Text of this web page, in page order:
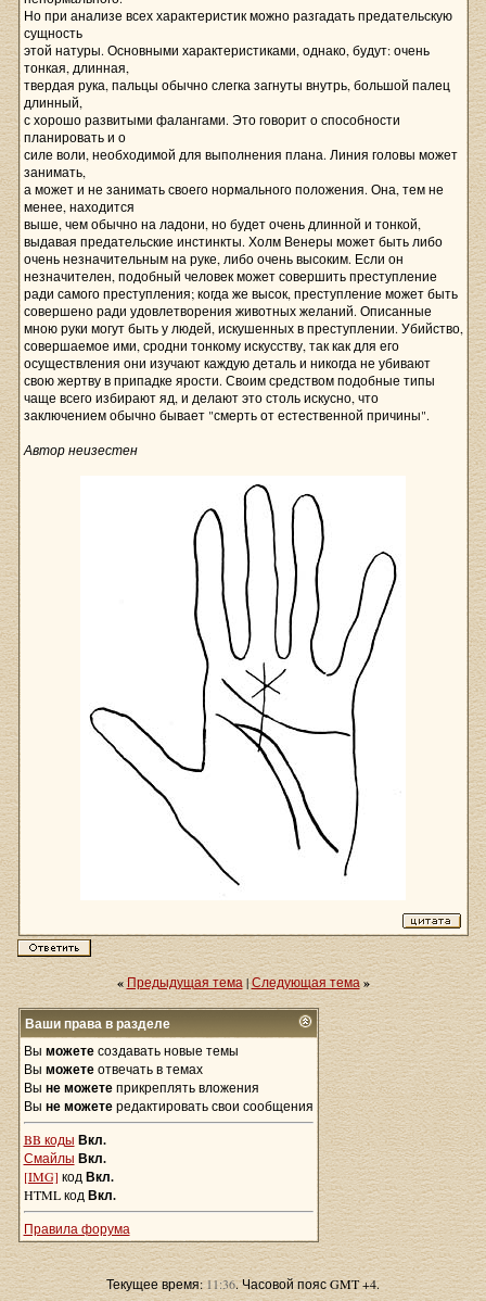
Но при анализе всех характеристик можно разгадать предательскую
сущность
этой натуры. Основными характеристиками, однако, будут: очень
тонкая, длинная,
твердая рука, пальцы обычно слегка загнуты внутрь, большой палец
длинный,
с хорошо развитыми фалангами. Это говорит о способности
планировать и о
силе воли, необходимой для выполнения плана. Линия головы может
занимать,
а может и не занимать своего нормального положения. Она, тем не
менее, находится
выше, чем обычно на ладони, но будет очень длинной и тонкой,
выдавая предательские инстинкты. Холм Венеры может быть либо
очень незначительным на руке, либо очень высоким. Если он
незначителен, подобный человек может совершить преступление
ради самого преступления; когда же высок, преступление может быть
совершено ради удовлетворения животных желаний. Описанные
мною руки могут быть у людей, искушенных в преступлении. Убийство,
совершаемое ими, сродни тонкому искусству, так как для его
осуществления они изучают каждую деталь и никогда не убивают
свою жертву в припадке ярости. Своим средством подобные типы
чаще всего избирают яд, и делают это столь искусно, что
заключением обычно бывает "смерть от естественной причины".
Автор неизестен
«Предыдущая тема|Следующая тема »
Ваши права в разделе
Вы можетесоздавать новые темы
Вы можетеотвечать в темах
Вы не можетеприкреплять вложения
Вы не можетередактировать свои сообщения
BB коды Вкл.
Смайлы Вкл.
[IMG] код Вкл.
HTML код Вкл.
Правила форума
Текущее время:11:36. Часовой пояс GMT +4.